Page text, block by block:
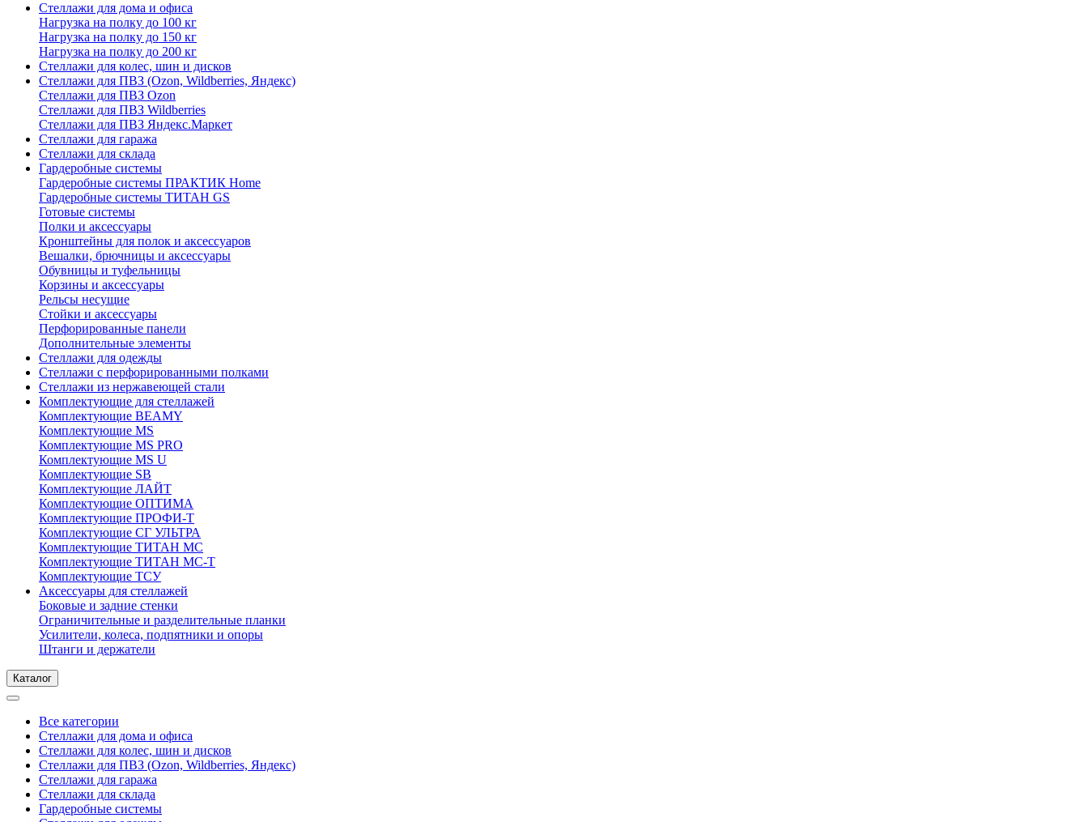
Стеллажи для дома и офиса
Нагрузка на полку до 100 кг
Нагрузка на полку до 150 кг
Нагрузка на полку до 200 кг
Стеллажи для колес, шин и дисков
Стеллажи для ПВЗ (Ozon, Wildberries, Яндекс)
Стеллажи для ПВЗ Ozon
Стеллажи для ПВЗ Wildberries
Стеллажи для ПВЗ Яндекс.Маркет
Стеллажи для гаража
Стеллажи для склада
Гардеробные системы
Гардеробные системы ПРАКТИК Home
Гардеробные системы ТИТАН GS
Готовые системы
Полки и аксессуары
Кронштейны для полок и аксессуаров
Вешалки, брючницы и аксессуары
Обувницы и туфельницы
Корзины и аксессуары
Рельсы несущие
Стойки и аксессуары
Перфорированные панели
Дополнительные элементы
Стеллажи для одежды
Стеллажи с перфорированными полками
Стеллажи из нержавеющей стали
Комплектующие для стеллажей
Комплектующие BEAMY
Комплектующие MS
Комплектующие MS PRO
Комплектующие MS U
Комплектующие SB
Комплектующие ЛАЙТ
Комплектующие ОПТИМА
Комплектующие ПРОФИ-Т
Комплектующие СГ УЛЬТРА
Комплектующие ТИТАН МС
Комплектующие ТИТАН МС-Т
Комплектующие ТСУ
Аксессуары для стеллажей
Боковые и задние стенки
Ограничительные и разделительные планки
Усилители, колеса, подпятники и опоры
Штанги и держатели
Каталог
Все категории
Стеллажи для дома и офиса
Стеллажи для колес, шин и дисков
Стеллажи для ПВЗ (Ozon, Wildberries, Яндекс)
Стеллажи для гаража
Стеллажи для склада
Гардеробные системы